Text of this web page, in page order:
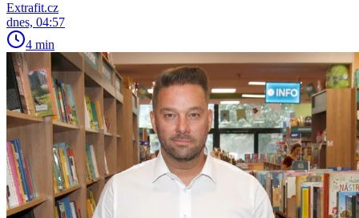
Extrafit.cz
dnes, 04:57
4 min